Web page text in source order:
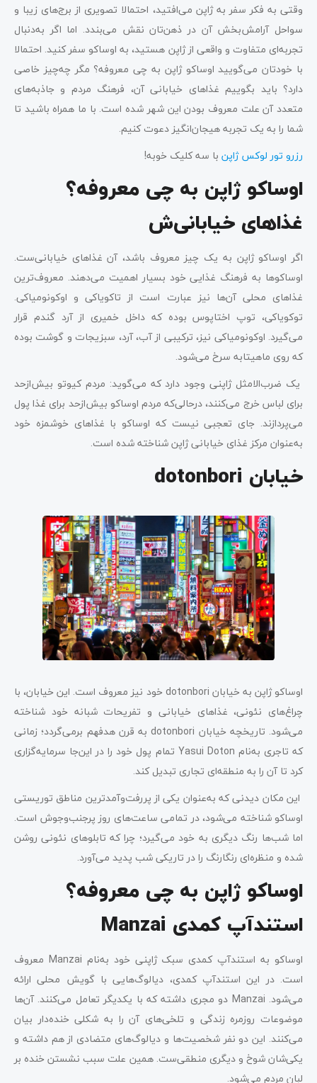
وقتی به فکر سفر به ژاپن می‌افتید، احتمالا تصویری از برج‌های زیبا و
سواحل آرامش‌بخش آن در ذهن‌تان نقش می‌بندد. اما اگر به‌دنبال
تجربه‌ای متفاوت و واقعی از ژاپن هستید، به اوساکو سفر کنید. احتمالا
با خودتان می‌گویید اوساکو ژاپن به چی معروفه؟ مگر چه‌چیز خاصی
دارد؟ باید بگوییم غذاهای خیابانی آن، فرهنگ مردم و جاذبه‌های
متعدد آن علت معروف بودن این شهر شده است. با ما همراه باشید تا
شما را به یک تجربه هیجان‌انگیز دعوت کنیم.
رزرو تور لوکس ژاپن با سه کلیک خوبه!
اوساکو ژاپن به چی معروفه؟
غذاهای خیابانی‌ش
اگر اوساکو ژاپن به یک چیز معروف باشد، آن غذاهای خیابانی‌ست.
اوساکوها به فرهنگ غذایی خود بسیار اهمیت می‌دهند. معروف‌ترین
غذاهای محلی آن‌ها نیز عبارت است از تاکویاکی و اوکونومیاکی.
توکویاکی، توپ اختاپوس بوده که داخل خمیری از آرد گندم قرار
می‌گیرد. اوکونومیاکی نیز، ترکیبی از آب، آرد، سبزیجات و گوشت بوده
که روی ماهیتابه سرخ می‌شود.
یک ضرب‌الامثل ژاپنی وجود دارد که می‌گوید: مردم کیوتو بیش‌ازحد
برای لباس خرج می‌کنند، درحالی‌که مردم اوساکو بیش‌ازحد برای غذا پول
می‌پردازند. جای تعجبی نیست که اوساکو با غذاهای خوشمزه خود
به‌عنوان مرکز غذای خیابانی ژاپن شناخته شده است.
خیابان dotonbori
اوساکو ژاپن به خیابان dotonbori خود نیز معروف است. این خیابان، با
چراغ‌های نئونی، غذاهای خیابانی و تفریحات شبانه خود شناخته
می‌شود. تاریخچه خیابان dotonbori به قرن هدفهم برمی‌گردد؛ زمانی
که تاجری به‌نام Yasui Doton تمام پول خود را در این‌جا سرمایه‌گزاری
کرد تا آن را به منطقه‌ای تجاری تبدیل کند.
این مکان دیدنی که به‌عنوان یکی از پررفت‌وآمدترین مناطق توریستی
اوساکو شناخته می‌شود، در تمامی ساعت‌های روز پرجنب‌وجوش است.
اما شب‌ها رنگ دیگری به خود می‌گیرد؛ چرا که تابلوهای نئونی روشن
شده و منظره‌ای رنگارنگ را در تاریکی شب پدید می‌آورد.
اوساکو ژاپن به چی معروفه؟
استندآپ کمدی Manzai
اوساکو به استندآپ کمدی سبک ژاپنی خود به‌نام Manzai معروف
است. در این استندآپ کمدی، دیالوگ‌هایی با گویش‌ محلی ارائه
می‌شود. Manzai دو مجری داشته که با یکدیگر تعامل می‌کنند. آن‌ها
موضوعات روزمره زندگی و تلخی‌‌های آن را به شکلی خنده‌دار بیان
می‌کنند. این دو نفر شخصیت‌ها و دیالوگ‌های متضادی از هم داشته و
یکی‌شان شوخ و دیگری منطقی‌ست. همین علت سبب نشستن خنده بر
لبان مردم می‌شود.